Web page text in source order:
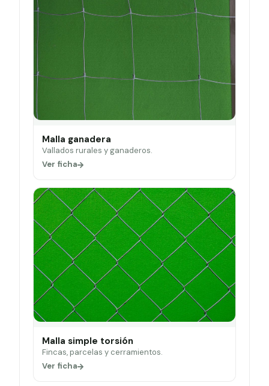
Malla ganadera
Vallados rurales y ganaderos.
Ver ficha
Malla simple torsión
Fincas, parcelas y cerramientos.
Ver ficha